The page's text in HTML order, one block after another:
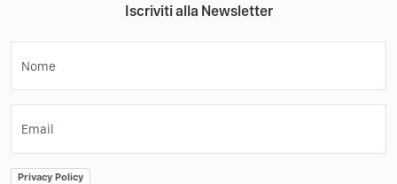
Iscriviti alla Newsletter
Nome
Email
Privacy Policy